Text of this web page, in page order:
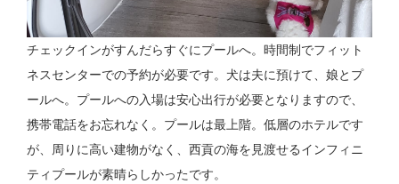
チェックインがすんだらすぐにプールへ。時間制でフィット
ネスセンターでの予約が必要です。犬は夫に預けて、娘とプ
ールへ。プールへの入場は安心出行が必要となりますので、
携帯電話をお忘れなく。プールは最上階。低層のホテルです
が、周りに高い建物がなく、西貢の海を見渡せるインフィニ
ティプールが素晴らしかったです。